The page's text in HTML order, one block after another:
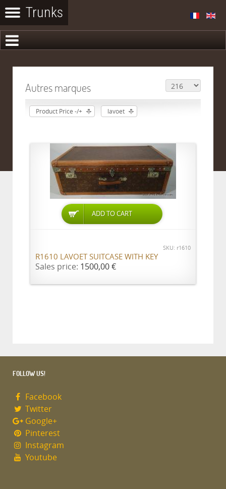
Autres marques
Product Price -/+ lavoet
ADD TO CART
SKU: r1610
R1610 LAVOET SUITCASE WITH KEY
Sales price: 1500,00 €
FOLLOW US!
Facebook
Twitter
Google+
Pinterest
Instagram
Youtube